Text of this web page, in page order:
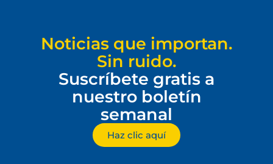
Noticias que importan.
Sin ruido.
Suscríbete gratis a
nuestro boletín
semanal
Haz clic aquí